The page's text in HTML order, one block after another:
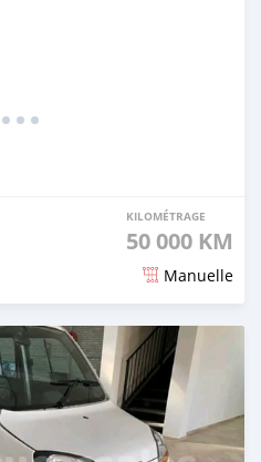
KILOMÉTRAGE
50 000 KM
Manuelle